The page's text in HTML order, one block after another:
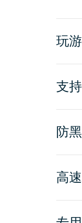
玩
支
防
高